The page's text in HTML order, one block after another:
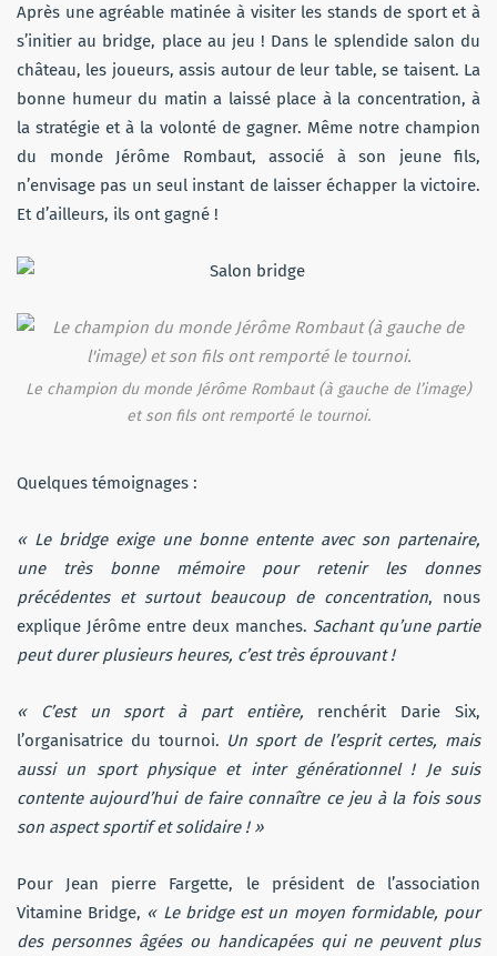
Après une agréable matinée à visiter les stands de sport et à
s’initier au bridge, place au jeu ! Dans le splendide salon du
château, les joueurs, assis autour de leur table, se taisent. La
bonne humeur du matin a laissé place à la concentration, à
la stratégie et à la volonté de gagner. Même notre champion
du monde Jérôme Rombaut, associé à son jeune fils,
n’envisage pas un seul instant de laisser échapper la victoire.
Et d’ailleurs, ils ont gagné !
Le champion du monde Jérôme Rombaut (à gauche de l’image)
et son fils ont remporté le tournoi.
Quelques témoignages :
« Le bridge exige une bonne entente avec son partenaire,
une très bonne mémoire pour retenir les donnes
précédentes et surtout beaucoup de concentration, nous
explique Jérôme entre deux manches. Sachant qu’une partie
peut durer plusieurs heures, c’est très éprouvant !
« C’est un sport à part entière, renchérit Darie Six,
l’organisatrice du tournoi. Un sport de l’esprit certes, mais
aussi un sport physique et inter générationnel ! Je suis
contente aujourd’hui de faire connaître ce jeu à la fois sous
son aspect sportif et solidaire ! »
Pour Jean pierre Fargette, le président de l’association
Vitamine Bridge, « Le bridge est un moyen formidable, pour
des personnes âgées ou handicapées qui ne peuvent plus